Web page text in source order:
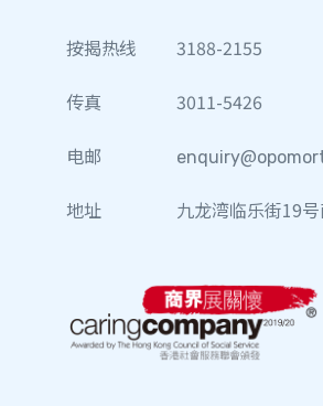
按揭热线 3188-2155
传真 3011-5426
电邮
地址 九龙湾临乐街19